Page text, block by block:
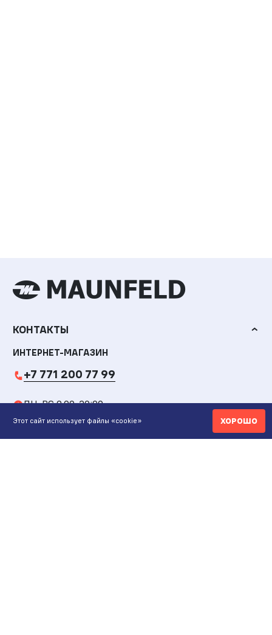
КОНТАКТЫ
ИНТЕРНЕТ-МАГАЗИН
+7 771 200 77 99
ПН-ВС 9.00-20:00
Этот сайт использует файлы «cookie» ХОРОШО